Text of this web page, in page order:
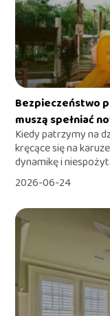
Bezpieczeństwo
muszą spełniać
Kiedy patrzymy na
kręcące się na
dynamikę i
2026-06-24